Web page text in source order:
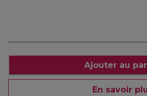
Ajouter au
En savoir